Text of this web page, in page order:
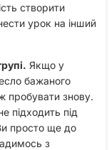
створити
урок на інший
Якщо у
бажаного
пробувати знову.
підходить під
просто ще до
з